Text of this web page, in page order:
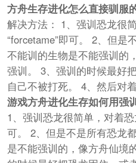
方舟生存进化怎么直接驯服
解决方法： 1、强训恐龙很
“forcetame”即可。 2、但是
不能训的生物是不能强训的
强训。 3、强训的时候最好
自己不被打死。 4、然后对
游戏方舟进化生存如何用强
1、强训恐龙很简单，对着
可。 2、但是不是所有恐龙
是不能强训的，像方舟仙境